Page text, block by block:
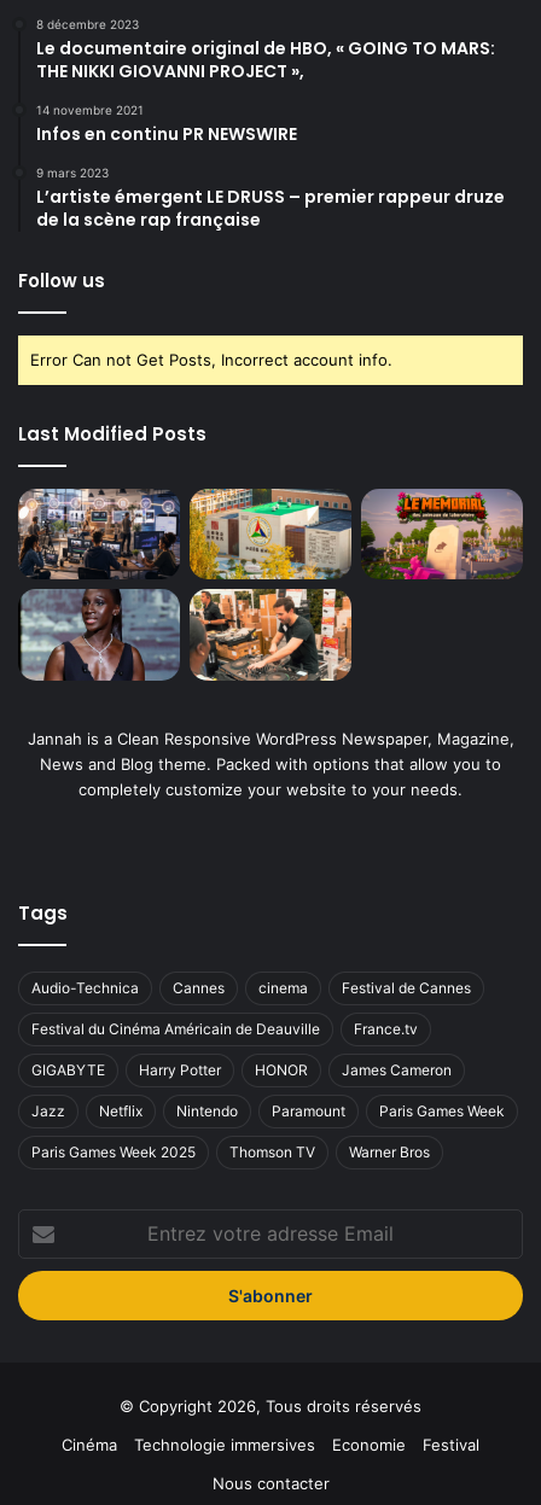
8 décembre 2023
Le documentaire original de HBO, « GOING TO MARS:
THE NIKKI GIOVANNI PROJECT »,
14 novembre 2021
Infos en continu PR NEWSWIRE
9 mars 2023
L’artiste émergent LE DRUSS – premier rappeur druze
de la scène rap française
Follow us
Error Can not Get Posts, Incorrect account info.
Last Modified Posts
Jannah is a Clean Responsive WordPress Newspaper, Magazine,
News and Blog theme. Packed with options that allow you to
completely customize your website to your needs.
Tags
Audio-Technica Cannes cinema Festival de Cannes
Festival du Cinéma Américain de Deauville France.tv
GIGABYTE Harry Potter HONOR James Cameron
Jazz Netflix Nintendo Paramount Paris Games Week
Paris Games Week 2025 Thomson TV Warner Bros
votre
adresse
Email
© Copyright 2026, Tous droits réservés
Cinéma
Technologie immersives Economie
Festival
Nous contacter